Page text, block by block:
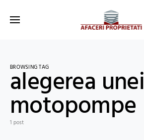
BROWSING TAG
alegerea unei
motopompe
1 post